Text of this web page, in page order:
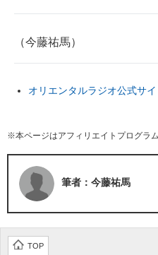
（今藤祐馬）
オリエンタルラジオ公式サイ
※本ページはアフィリエイトプログラ
筆者：今藤祐馬
TOP